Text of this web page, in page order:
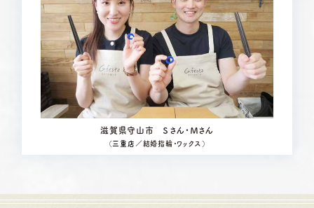
滋賀県守山市 Ｓさん・Ｍさん
（三重店 ／結婚指輪・ワックス）